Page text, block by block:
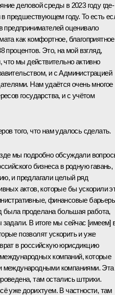
деловой среды в 2023 году где-
предшествующем году. То есть
предпринимателей оценивало
как комфортное,
процентов. Это, на мой взгляд,
что мы действительно активно
и с Администрацией
Нам удаётся очень многое
государства, и с учётом
того, что нам удалось сделать.
мы подробно обсуждали
бизнеса в родную гавань,
и предлагали целый ряд
актов, которые бы ускорили
финансовые
была проделана большая работа,
В итоге мы сейчас [имеем]
позволят ускорить и уже
в российскую юрисдикцию
компаний, которые
международными компаниями. Эта
там остались штрихи.
уже дорихтуем. В частности, там